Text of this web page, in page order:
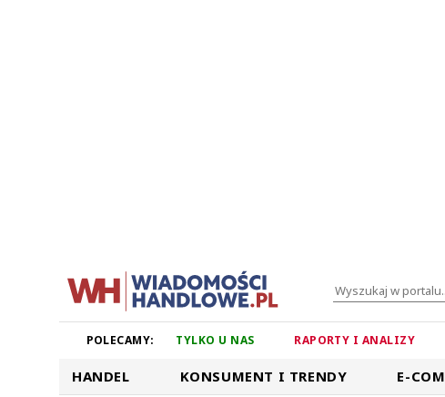
POLECAMY: TYLKO U NAS RAPORTY I ANALIZY
HANDEL KONSUMENT I TRENDY E-